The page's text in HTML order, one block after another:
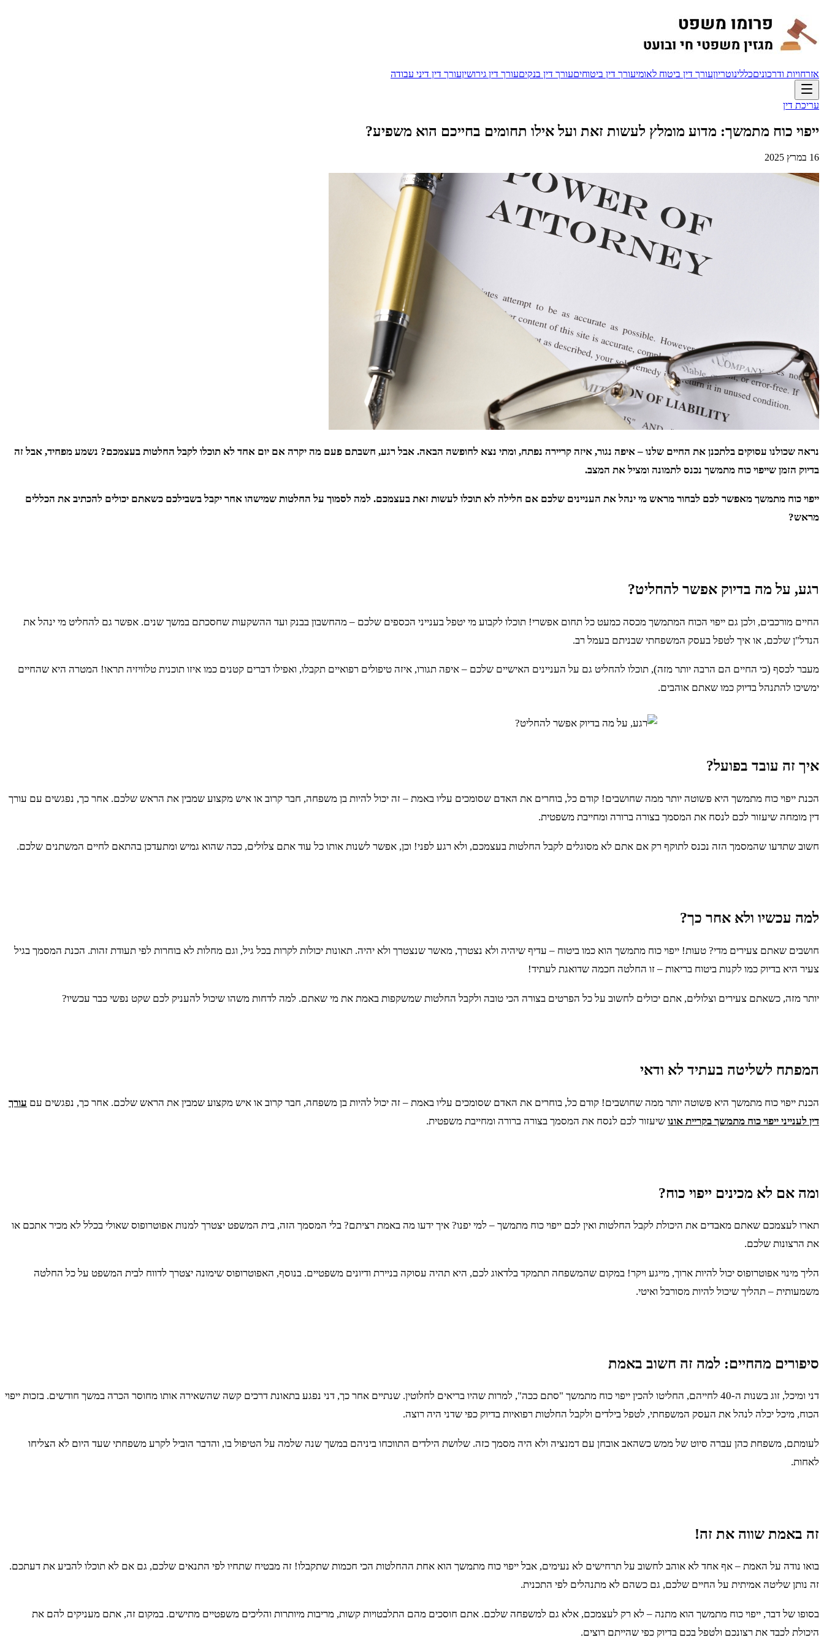
אזרחויות ודרכוניםכללינוטריוןעורך דין ביטוח לאומיעורך דין ביטוחיםעורך דין בנקיםעורך דין גירושיןעורך דין דיני עבודה
עריכת דין
ייפוי כוח מתמשך: מדוע מומלץ לעשות זאת ועל אילו תחומים בחייכם הוא משפיע?
16 במרץ 2025
נראה שכולנו עסוקים בלתכנן את החיים שלנו – איפה נגור, איזה קריירה נפתח, ומתי נצא לחופשה הבאה. אבל רגע, חשבתם פעם מה יקרה אם יום אחד לא תוכלו לקבל החלטות בעצמכם? נשמע מפחיד, אבל זה
בדיוק הזמן שייפוי כוח מתמשך נכנס לתמונה ומציל את המצב.
ייפוי כוח מתמשך מאפשר לכם לבחור מראש מי ינהל את העניינים שלכם אם חלילה לא תוכלו לעשות זאת בעצמכם. למה לסמוך על החלטות שמישהו אחר יקבל בשבילכם כשאתם יכולים להכתיב את הכללים
מראש?
רגע, על מה בדיוק אפשר להחליט?
החיים מורכבים, ולכן גם ייפוי הכוח המתמשך מכסה כמעט כל תחום אפשרי! תוכלו לקבוע מי יטפל בענייני הכספים שלכם – מהחשבון בבנק ועד ההשקעות שחסכתם במשך שנים. אפשר גם להחליט מי ינהל את
הנדל"ן שלכם, או איך לטפל בעסק המשפחתי שבניתם בעמל רב.
מעבר לכסף (כי החיים הם הרבה יותר מזה), תוכלו להחליט גם על העניינים האישיים שלכם – איפה תגורו, איזה טיפולים רפואיים תקבלו, ואפילו דברים קטנים כמו איזו תוכנית טלוויזיה תראו! המטרה היא שהחיים
ימשיכו להתנהל בדיוק כמו שאתם אוהבים.
איך זה עובד בפועל?
הכנת ייפוי כוח מתמשך היא פשוטה יותר ממה שחושבים! קודם כל, בוחרים את האדם שסומכים עליו באמת – זה יכול להיות בן משפחה, חבר קרוב או איש מקצוע שמבין את הראש שלכם. אחר כך, נפגשים עם עורך
דין מומחה שיעזור לכם לנסח את המסמך בצורה ברורה ומחייבת משפטית.
חשוב שתדעו שהמסמך הזה נכנס לתוקף רק אם אתם לא מסוגלים לקבל החלטות בעצמכם, ולא רגע לפני! וכן, אפשר לשנות אותו כל עוד אתם צלולים, ככה שהוא גמיש ומתעדכן בהתאם לחיים המשתנים שלכם.
למה עכשיו ולא אחר כך?
חושבים שאתם צעירים מדי? טעות! ייפוי כוח מתמשך הוא כמו ביטוח – עדיף שיהיה ולא נצטרך, מאשר שנצטרך ולא יהיה. תאונות יכולות לקרות בכל גיל, וגם מחלות לא בוחרות לפי תעודת זהות. הכנת המסמך בגיל
צעיר היא בדיוק כמו לקנות ביטוח בריאות – זו החלטה חכמה שדואגת לעתיד!
יותר מזה, כשאתם צעירים וצלולים, אתם יכולים לחשוב על כל הפרטים בצורה הכי טובה ולקבל החלטות שמשקפות באמת את מי שאתם. למה לדחות משהו שיכול להעניק לכם שקט נפשי כבר עכשיו?
המפתח לשליטה בעתיד לא ודאי
הכנת ייפוי כוח מתמשך היא פשוטה יותר ממה שחושבים! קודם כל, בוחרים את האדם שסומכים עליו באמת – זה יכול להיות בן משפחה, חבר קרוב או איש מקצוע שמבין את הראש שלכם. אחר כך, נפגשים עם עורך
דין לענייני ייפוי כוח מתמשך בקריית אונו שיעזור לכם לנסח את המסמך בצורה ברורה ומחייבת משפטית.
ומה אם לא מכינים ייפוי כוח?
תארו לעצמכם שאתם מאבדים את היכולת לקבל החלטות ואין לכם ייפוי כוח מתמשך – למי יפנו? איך ידעו מה באמת רציתם? בלי המסמך הזה, בית המשפט יצטרך למנות אפוטרופוס שאולי בכלל לא מכיר אתכם או
את הרצונות שלכם.
הליך מינוי אפוטרופוס יכול להיות ארוך, מייגע ויקר! במקום שהמשפחה תתמקד בלדאוג לכם, היא תהיה עסוקה בניירת ודיונים משפטיים. בנוסף, האפוטרופוס שימונה יצטרך לדווח לבית המשפט על כל החלטה
משמעותית – תהליך שיכול להיות מסורבל ואיטי.
סיפורים מהחיים: למה זה חשוב באמת
דני ומיכל, זוג בשנות ה-40 לחייהם, החליטו להכין ייפוי כוח מתמשך "סתם ככה", למרות שהיו בריאים לחלוטין. שנתיים אחר כך, דני נפגע בתאונת דרכים קשה שהשאירה אותו מחוסר הכרה במשך חודשים. בזכות ייפוי
הכוח, מיכל יכלה לנהל את העסק המשפחתי, לטפל בילדים ולקבל החלטות רפואיות בדיוק כפי שדני היה רוצה.
לעומתם, משפחת כהן עברה סיוט של ממש כשהאב אובחן עם דמנציה ולא היה מסמך כזה. שלושת הילדים התווכחו ביניהם במשך שנה שלמה על הטיפול בו, והדבר הוביל לקרע משפחתי שעד היום לא הצליחו
לאחות.
זה באמת שווה את זה!
בואו נודה על האמת – אף אחד לא אוהב לחשוב על תרחישים לא נעימים, אבל ייפוי כוח מתמשך הוא אחת ההחלטות הכי חכמות שתקבלו! זה מבטיח שתחיו לפי התנאים שלכם, גם אם לא תוכלו להביע את דעתכם.
זה נותן שליטה אמיתית על החיים שלכם, גם כשהם לא מתנהלים לפי התכנית.
בסופו של דבר, ייפוי כוח מתמשך הוא מתנה – לא רק לעצמכם, אלא גם למשפחה שלכם. אתם חוסכים מהם התלבטויות קשות, מריבות מיותרות והליכים משפטיים מתישים. במקום זה, אתם מעניקים להם את
היכולת לכבד את רצונכם ולטפל בכם בדיוק כפי שהייתם רוצים.